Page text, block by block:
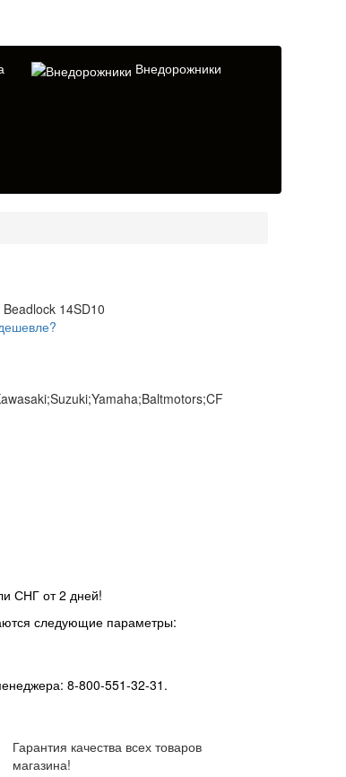
Внедорожники
14SD10
СНГ от 2 дней!
следующие параметры:
8-800-551-32-31.
Гарантия качества всех товаров
магазина!